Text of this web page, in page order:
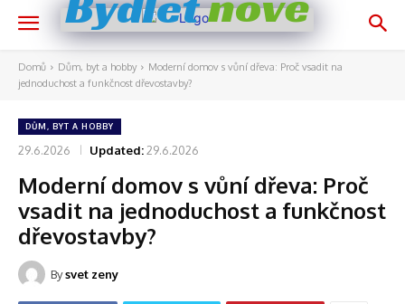
Domů Dům, byt a hobby
Moderní domov s vůní dřeva: Proč vsadit na
jednoduchost a funkčnost dřevostavby?
DŮM, BYT A HOBBY
29.6.2026 Updated:29.6.2026
Moderní domov s vůní dřeva: Proč
vsadit na jednoduchost a funkčnost
dřevostavby?
Bysvet zeny